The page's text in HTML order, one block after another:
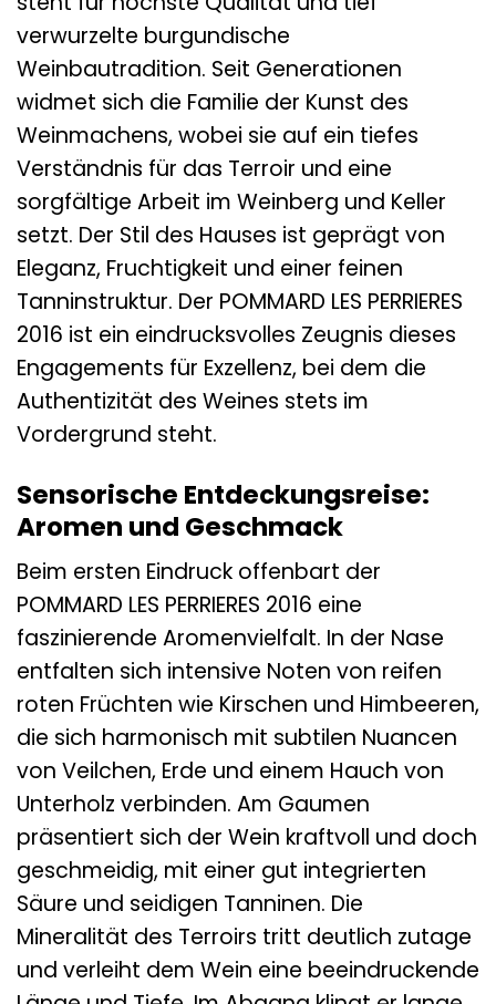
verwurzelte burgundische
Weinbautradition. Seit Generationen
widmet sich die Familie der Kunst des
Weinmachens, wobei sie auf ein tiefes
Verständnis für das Terroir und eine
sorgfältige Arbeit im Weinberg und Keller
setzt. Der Stil des Hauses ist geprägt von
Eleganz, Fruchtigkeit und einer feinen
Tanninstruktur. Der POMMARD LES PERRIERES
2016 ist ein eindrucksvolles Zeugnis dieses
Engagements für Exzellenz, bei dem die
Authentizität des Weines stets im
Vordergrund steht.
Sensorische Entdeckungsreise:
Aromen und Geschmack
Beim ersten Eindruck offenbart der
POMMARD LES PERRIERES 2016 eine
faszinierende Aromenvielfalt. In der Nase
entfalten sich intensive Noten von reifen
roten Früchten wie Kirschen und Himbeeren,
die sich harmonisch mit subtilen Nuancen
von Veilchen, Erde und einem Hauch von
Unterholz verbinden. Am Gaumen
präsentiert sich der Wein kraftvoll und doch
geschmeidig, mit einer gut integrierten
Säure und seidigen Tanninen. Die
Mineralität des Terroirs tritt deutlich zutage
und verleiht dem Wein eine beeindruckende